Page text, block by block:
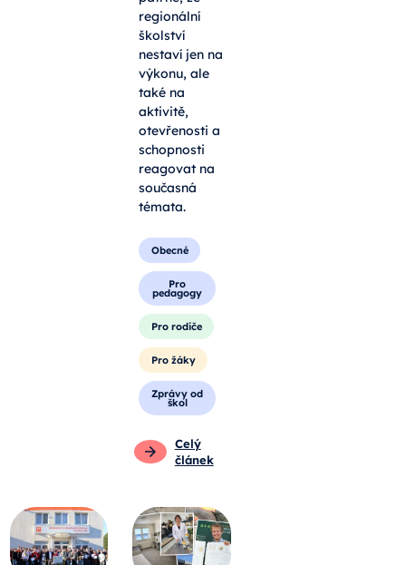
regionální
školství
nestaví jen na
výkonu, ale
také na
aktivitě,
otevřenosti a
schopnosti
reagovat na
současná
témata.
Obecné
Pro
pedagogy
Pro rodiče
Pro žáky
Zprávy od
škol
Celý
článek